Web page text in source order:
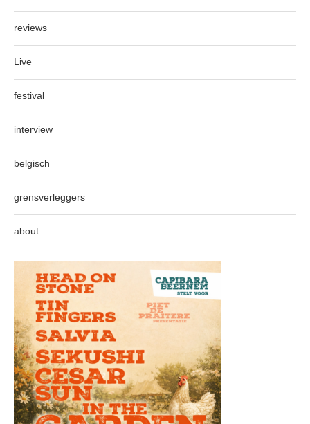
reviews
Live
festival
interview
belgisch
grensverleggers
about